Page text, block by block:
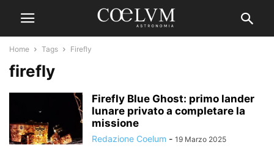
Home Tags Firefly
firefly
Firefly Blue Ghost: primo lander
lunare privato a completare la
missione
Redazione Coelum - 19 Marzo 2025